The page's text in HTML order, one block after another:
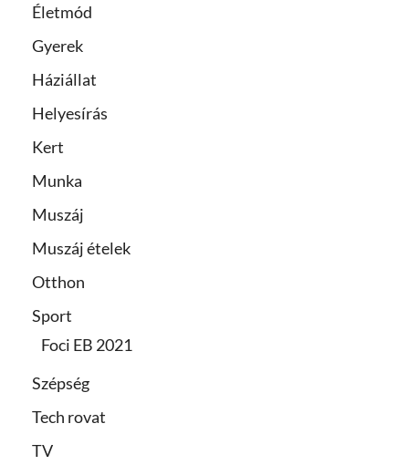
Életmód
Gyerek
Háziállat
Helyesírás
Kert
Munka
Muszáj
Muszáj ételek
Otthon
Sport
Foci EB 2021
Szépség
Tech rovat
TV